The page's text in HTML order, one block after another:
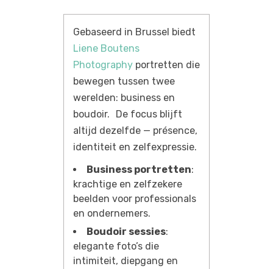
Gebaseerd in Brussel biedt
Liene Boutens
Photography portretten die
bewegen tussen twee
werelden: business en
boudoir. De focus blijft
altijd dezelfde — présence,
identiteit en zelfexpressie.
Business portretten:
krachtige en zelfzekere
beelden voor professionals
en ondernemers.
Boudoir sessies:
elegante foto’s die
intimiteit, diepgang en